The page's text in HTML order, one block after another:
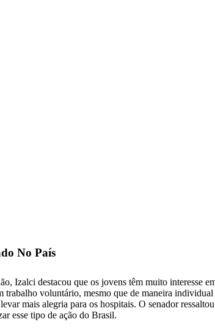
No País
Izalci destacou que os jovens têm muito interesse
voluntário, mesmo que de maneira
mais alegria para os hospitais. O senador
esse tipo de ação do Brasil.